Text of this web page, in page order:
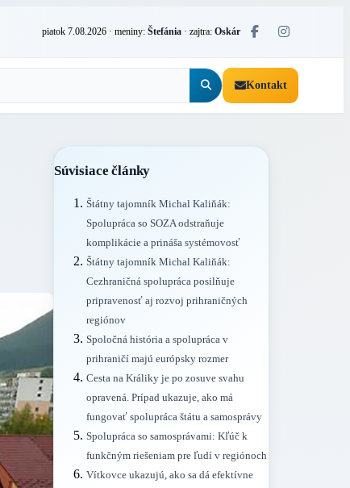
piatok 7.08.2026 · meniny: Štefánia · zajtra: Oskár
Kontakt
Súvisiace články
Štátny tajomník Michal Kaliňák:
Spolupráca so SOZA odstraňuje
komplikácie a prináša systémovosť
Štátny tajomník Michal Kaliňák:
Cezhraničná spolupráca posilňuje
pripravenosť aj rozvoj prihraničných
regiónov
Spoločná história a spolupráca v
prihraničí majú európsky rozmer
Cesta na Králiky je po zosuve svahu
opravená. Prípad ukazuje, ako má
fungovať spolupráca štátu a samosprávy
Spolupráca so samosprávami: Kľúč k
funkčným riešeniam pre ľudí v regiónoch
Vítkovce ukazujú, ako sa dá efektívne